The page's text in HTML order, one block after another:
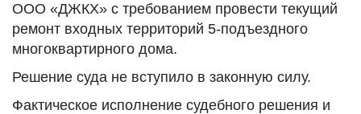
ООО «ДЖКХ» с требованием провести текущий
ремонт входных территорий 5-подъездного
многоквартирного дома.
Решение суда не вступило в законную силу.
Фактическое исполнение судебного решения и